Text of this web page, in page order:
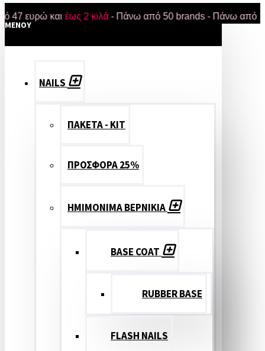
καιέως 2 κιλά- Πάνω από 50 brands - Πάνω από 18.000
MENOY
NAILS
ΠΑΚΕΤΑ - ΚΙΤ
ΠΡΟΣΦΟΡΑ 25%
ΗΜΙΜΟΝΙΜΑ ΒΕΡΝΙΚΙΑ
BASE COAT
RUBBER BASE
FLASH NAILS